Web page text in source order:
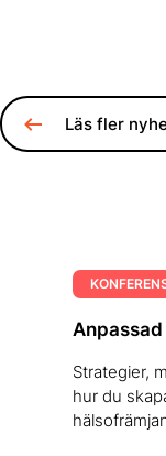
Läs fler
Strategier,
hur du